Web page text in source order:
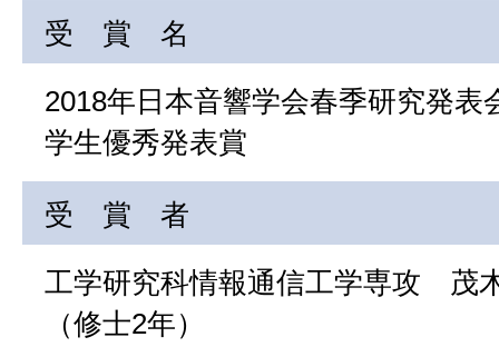
受 賞 名
2018年日本音響学会春季研究発表
学生優秀発表賞
受 賞 者
工学研究科情報通信工学専攻 茂
（修士2年）